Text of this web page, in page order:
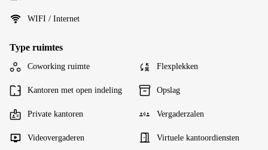
WIFI / Internet
Type ruimtes
Coworking ruimte Flexplekken
Kantoren met open indeling Opslag
Private kantoren Vergaderzalen
Videovergaderen Virtuele kantoordiensten